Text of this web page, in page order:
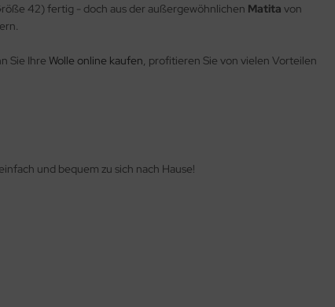
42) fertig - doch aus der außergewöhnlichen Matita von
Sie Ihre Wolle online kaufen , profitieren Sie von vielen Vorteilen
und bequem zu sich nach Hause!